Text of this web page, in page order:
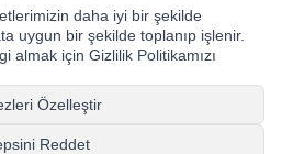
daha iyi bir şekilde
uygun bir şekilde toplanıp işlenir.
almak için Gizlilik Politikamızı
Özelleştir
Reddet